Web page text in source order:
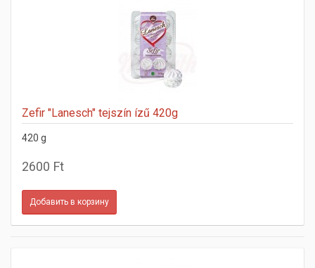
Zefir "Lanesch" tejszín ízű 420g
420 g
2600 Ft